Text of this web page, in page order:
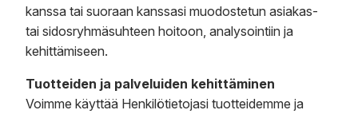
kanssa tai suoraan kanssasi muodostetun asiakas-
tai sidosryhmäsuhteen hoitoon, analysointiin ja
kehittämiseen.
Tuotteiden ja palveluiden kehittäminen
Voimme käyttää Henkilötietojasi tuotteidemme ja